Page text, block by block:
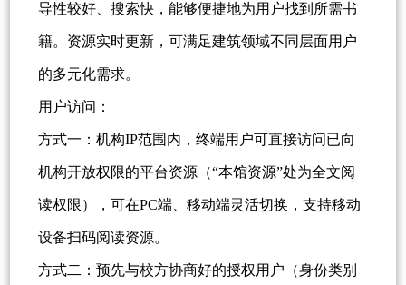
导性较好、搜索快，能够便捷地为用户找到所需书
籍。资源实时更新，可满足建筑领域不同层面用户
的多元化需求。
用户访问：
方式一：机构IP范围内，终端用户可直接访问已向
机构开放权限的平台资源（“本馆资源”处为全文阅
读权限），可在PC端、移动端灵活切换，支持移动
设备扫码阅读资源。
方式二：预先与校方协商好的授权用户（身份类别